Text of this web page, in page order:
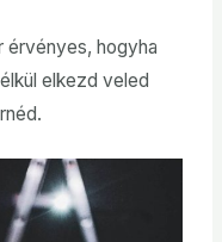
érvényes, hogyha
elkezd veled